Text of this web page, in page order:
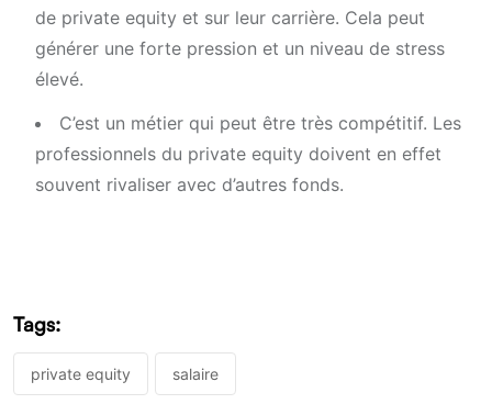
de private equity et sur leur carrière. Cela peut
générer une forte pression et un niveau de stress
élevé.
C’est un métier qui peut être très compétitif. Les
professionnels du private equity doivent en effet
souvent rivaliser avec d’autres fonds.
Tags:
private equity salaire